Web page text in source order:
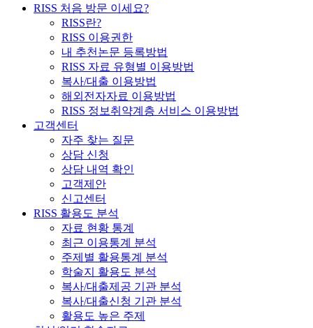
RISS 처음 방문 이세요?
RISS란?
RISS 이용권한
내 추천논문 등록방법
RISS 자료 유형별 이용방법
복사/대출 이용방법
해외전자자료 이용방법
RISS 정보취약계층 서비스 이용방법
고객센터
자주 찾는 질문
상담 신청
상담 내역 확인
고객제안
신고센터
RISS 활용도 분석
자료 현황 통계
최근 이용통계 분석
주제별 활용통계 분석
학술지 활용도 분석
복사/대출제공 기관 분석
복사/대출신청 기관 분석
활용도 높은 주제